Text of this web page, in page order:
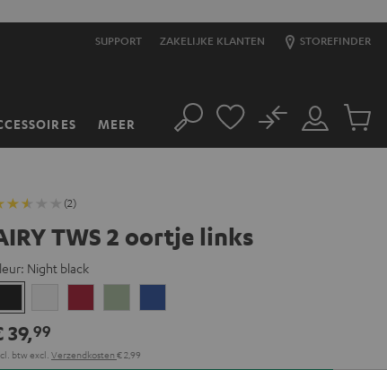
SUPPORT ZAKELIJKE KLANTEN STOREFINDER
MEER Zoeken
Mijn
account
No
(2)
TWS 2 oortje links
Night black
black
White
Red
Green
39,99
btwexcl. Verzendkosten € 2,99